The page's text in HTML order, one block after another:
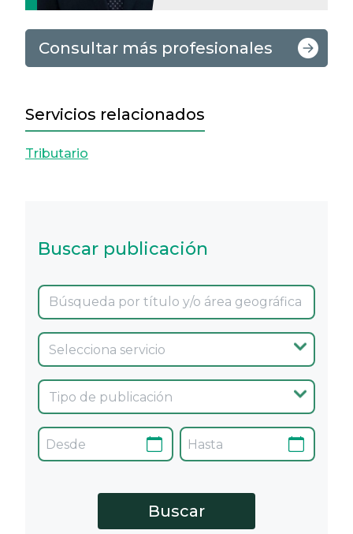
Consultar más profesionales
Servicios relacionados
Tributario
Buscar publicación